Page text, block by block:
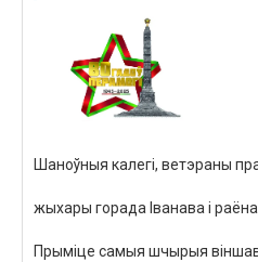
Шаноўныя калегі, ветэраны
жыхары горада Іванава і раёна
Прыміце самыя шчырыя